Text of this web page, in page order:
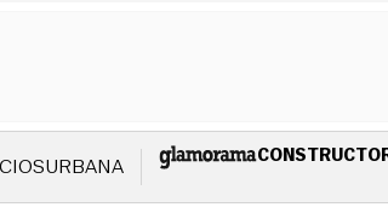
URBANA